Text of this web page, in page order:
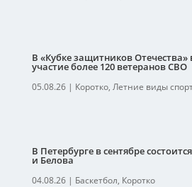
В «Кубке защитников
участие более 120 ветеранов СВО
05.08.26| Коротко, Летние виды
В Петербурге в сентябре
и Белова
04.08.26| Баскетбол, Коротко